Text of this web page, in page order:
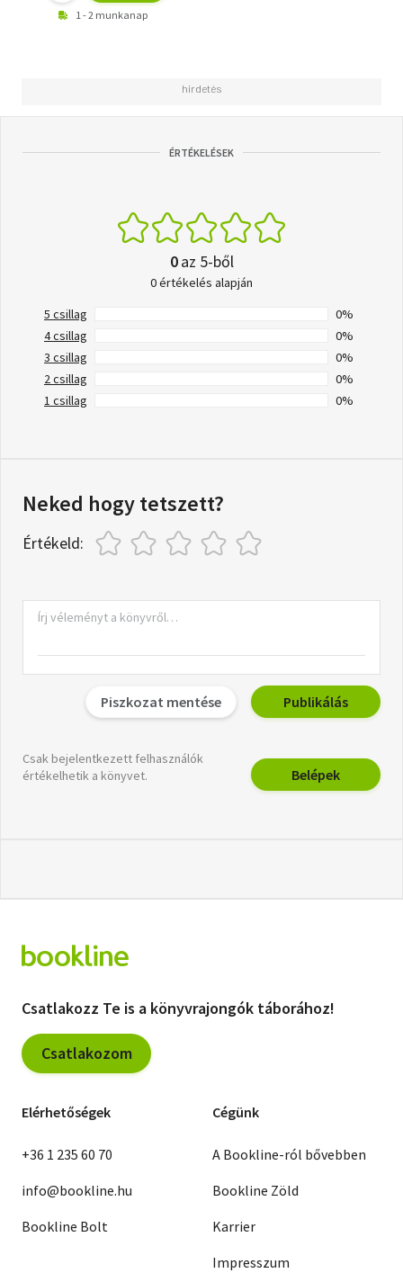
1 - 2 munkanap
ÉRTÉKELÉSEK
0az 5-ből
0 értékelés alapján
5 csillag
0%
4 csillag
0%
3 csillag
0%
2 csillag
0%
1 csillag
0%
Neked hogy tetszett?
Értékeld:
Piszkozat mentése Publikálás
Csak bejelentkezett felhasználók
értékelhetik a könyvet.
Belépek
Csatlakozz Te is a könyvrajongók táborához!
Csatlakozom
Elérhetőségek
+36 1 235 60 70
info@bookline.hu
Bookline Bolt
Cégünk
A Bookline-ról bővebben
Bookline Zöld
Karrier
Impresszum